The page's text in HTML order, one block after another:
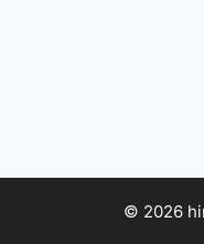
© 2026